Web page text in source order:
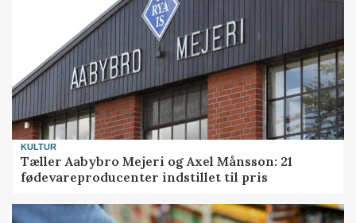
KULTUR
Tæller Aabybro Mejeri og Axel Månsson: 21
fødevareproducenter indstillet til pris